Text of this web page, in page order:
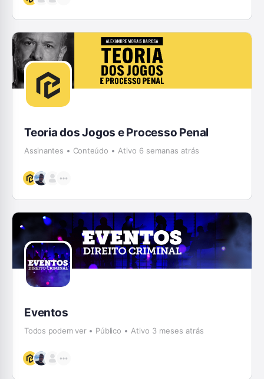
Teoria dos Jogos e Processo Penal
Assinantes Conteúdo Ativo 6 semanas atrás
Eventos
Todos podem ver Público Ativo 3 meses atrás